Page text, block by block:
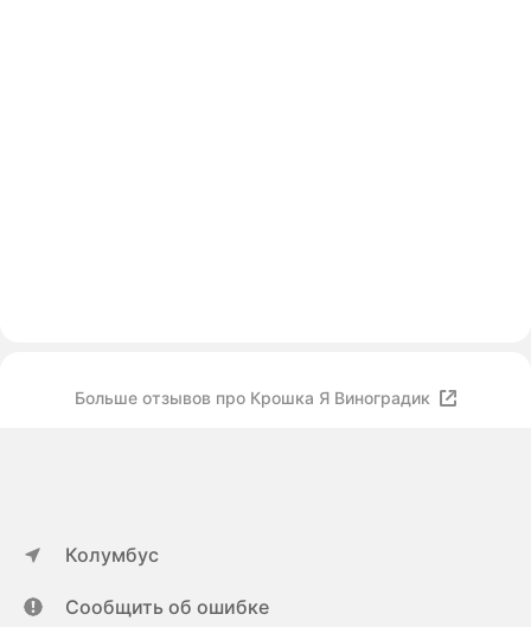
Больше отзывов про Крошка Я Виноградик
Колумбус
Сообщить об ошибке